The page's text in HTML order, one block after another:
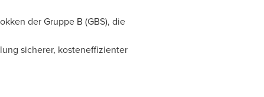
der Gruppe B (GBS), die
sicherer, kosteneffizienter